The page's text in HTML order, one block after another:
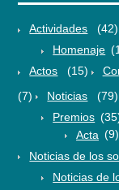
Actividades
(42)
Homenaje
Actos
(15)
(7)
Noticias
(79)
Premios
Acta (9)
Noticias de los
Noticias de